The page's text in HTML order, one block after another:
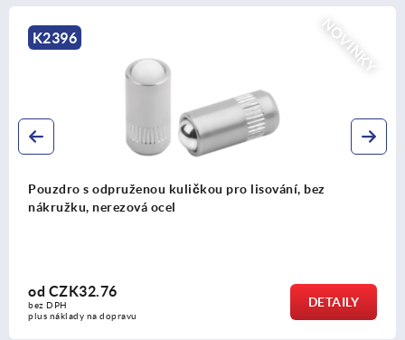
NOVINKY
bez
DETAILY
Pouzdro s odpruženou kuličkou v
bez nákružku, ocelové